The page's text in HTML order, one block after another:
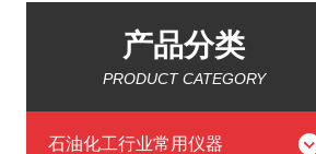
产品分类
PRODUCT CATEGORY
石油化工行业常用仪器